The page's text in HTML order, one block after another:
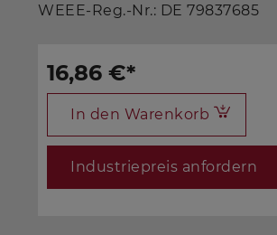
WEEE-Reg.-Nr.: DE 79837685
16,86 €*
In den Warenkorb
Industriepreis anfordern